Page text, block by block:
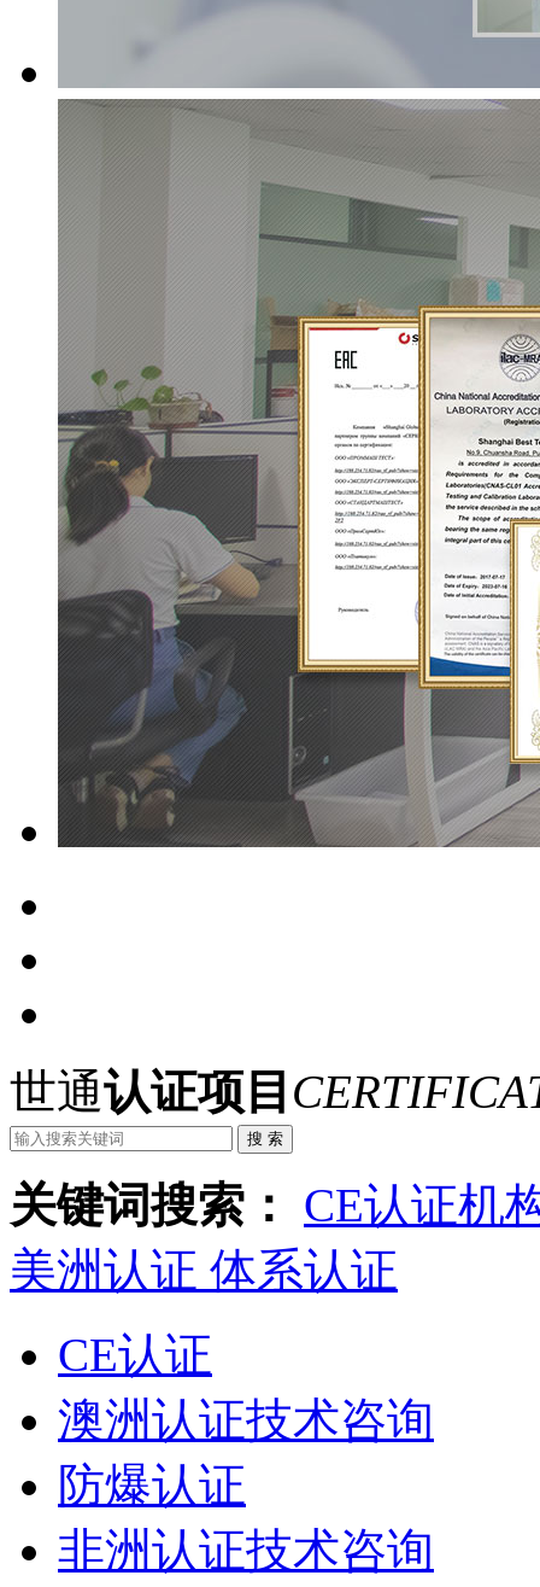
世通认证项目
关键词搜索：
CE认证机
美洲认证 体系认证
CE认证
澳洲认证技术咨询
防爆认证
非洲认证技术咨询